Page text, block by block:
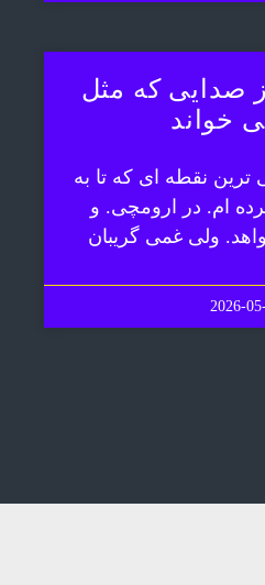
صدایی که مثل
خواند
نقطه ای که تا به
ام. در ارومچی. و
ولی غمی گریبان
2026-